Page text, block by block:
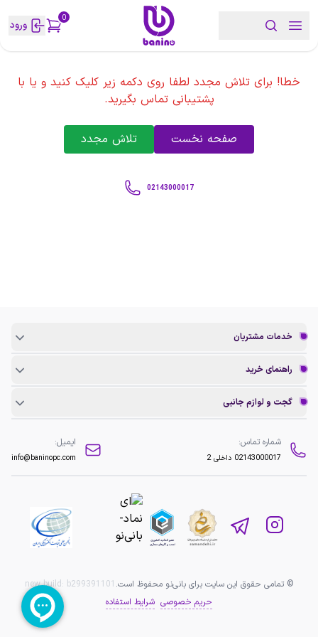
0 ورود
خطا! برای تلاش مجدد لطفا روی دکمه زیر کلیک کنید و یا با
پشتیبانی تماس بگیرید.
صفحه نخست تلاش مجدد
02143000017
خدمات مشتریان
راهنمای خرید
گجت و لوازم جانبی
شماره تماس:
02143000017 داخلی 2
ایمیل:
info@baninopc.com
© تمامی حقوق این سایت برای بانی‌نو محفوظ است. new build: b299391101
حریم خصوصی شرایط استفاده